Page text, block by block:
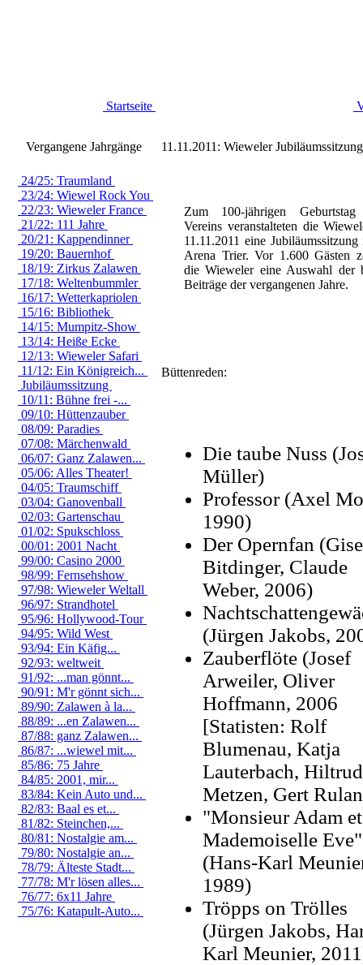
Startseite
Vergangene Jahrgänge
24/25: Traumland
23/24: Wiewel Rock You
22/23: Wieweler France
21/22: 111 Jahre
20/21: Kappendinner
19/20: Bauernhof
18/19: Zirkus Zalawen
17/18: Weltenbummler
16/17: Wetterkapriolen
15/16: Bibliothek
14/15: Mumpitz-Show
13/14: Heiße Ecke
12/13: Wieweler Safari
11/12: Ein Königreich...
Jubiläumssitzung
10/11: Bühne frei -...
09/10: Hüttenzauber
08/09: Paradies
07/08: Märchenwald
06/07: Ganz Zalawen...
05/06: Alles Theater!
04/05: Traumschiff
03/04: Ganovenball
02/03: Gartenschau
01/02: Spukschloss
00/01: 2001 Nacht
99/00: Casino 2000
98/99: Fernsehshow
97/98: Wieweler Weltall
96/97: Strandhotel
95/96: Hollywood-Tour
94/95: Wild West
93/94: Ein Käfig...
92/93: weltweit
91/92: ...man gönnt...
90/91: M'r gönnt sich...
89/90: Zalawen à la...
88/89: ...en Zalawen...
87/88: ganz Zalawen...
86/87: ...wiewel mit...
85/86: 75 Jahre
84/85: 2001, mir...
83/84: Kein Auto und...
82/83: Baal es et...
81/82: Steinchen,...
80/81: Nostalgie am...
79/80: Nostalgie an...
78/79: Älteste Stadt...
77/78: M'r lösen alles...
76/77: 6x11 Jahre
75/76: Katapult-Auto...
11.11.2011: Wieweler Jubiläumssitzung
Zum 100-jährigen Geburtstag
Vereins veranstalteten die
11.11.2011 eine
Arena Trier. Vor 1.600 Gästen
die Wieweler eine Auswahl der
Beiträge der vergangenen Jahre.
Büttenreden:
Die taube Nuss
Müller)
Professor (Axel
1990)
Der Opernfan
Bitdinger, Claude
Weber, 2006)
(Jürgen Jakobs,
Zauberflöte (Josef
Arweiler, Oliver
Hoffmann, 2006
[Statisten: Rolf
Blumenau, Katja
Lauterbach, Hiltrud
Metzen, Gert
"Monsieur Adam et
Mademoiselle Eve"
(Hans-Karl
1989)
Tröpps on Trölles
(Jürgen Jakobs,
Karl Meunier,